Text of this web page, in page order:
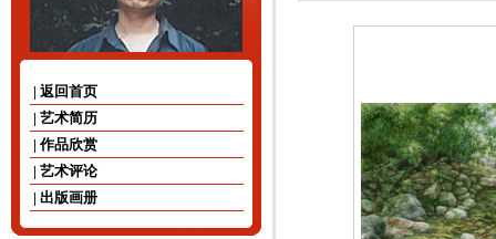
| 返回首页
| 艺术简历
| 作品欣赏
| 艺术评论
| 出版画册